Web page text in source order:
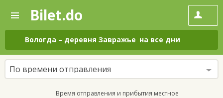
—
Поиск
и
покупка
билетов
на
автобус
онлайн
Bilet.do
Вологда – деревня Завражье на все дни
По времени отправления
Время отправления и прибытия местное